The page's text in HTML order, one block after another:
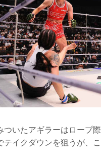
ついたアギラーはロープ
テイクダウンを狙うが、